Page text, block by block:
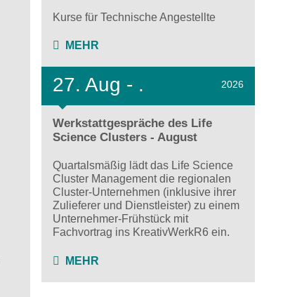
Kurse für Technische Angestellte
MEHR
27. Aug - . 2026
Werkstattgespräche des Life
Science Clusters - August
Quartalsmäßig lädt das Life Science
Cluster Management die regionalen
Cluster-Unternehmen (inklusive ihrer
Zulieferer und Dienstleister) zu einem
Unternehmer-Frühstück mit
Fachvortrag ins KreativWerkR6 ein.
MEHR